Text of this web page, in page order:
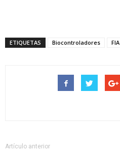
ETIQUETAS Biocontroladores FIA
Artículo anterior